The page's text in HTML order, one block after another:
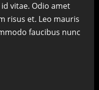
vitae. Odio amet
risus et. Leo mauris
faucibus nunc